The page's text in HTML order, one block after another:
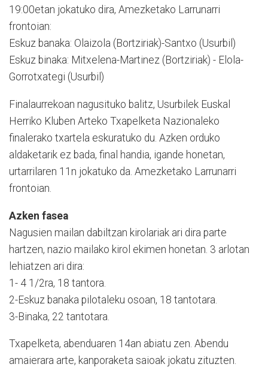
19:00etan jokatuko dira, Amezketako Larrunarri
frontoian:
Eskuz banaka: Olaizola (Bortziriak)-Santxo (Usurbil)
Eskuz binaka: Mitxelena-Martinez (Bortziriak) - Elola-
Gorrotxategi (Usurbil)
Finalaurrekoan nagusituko balitz, Usurbilek Euskal
Herriko Kluben Arteko Txapelketa Nazionaleko
finalerako txartela eskuratuko du. Azken orduko
aldaketarik ez bada, final handia, igande honetan,
urtarrilaren 11n jokatuko da. Amezketako Larrunarri
frontoian.
Azken fasea
Nagusien mailan dabiltzan kirolariak ari dira parte
hartzen, nazio mailako kirol ekimen honetan. 3 arlotan
lehiatzen ari dira:
1- 4 1/2ra, 18 tantora.
2-Eskuz banaka pilotaleku osoan, 18 tantotara.
3-Binaka, 22 tantotara.
Txapelketa, abenduaren 14an abiatu zen. Abendu
amaierara arte, kanporaketa saioak jokatu zituzten.